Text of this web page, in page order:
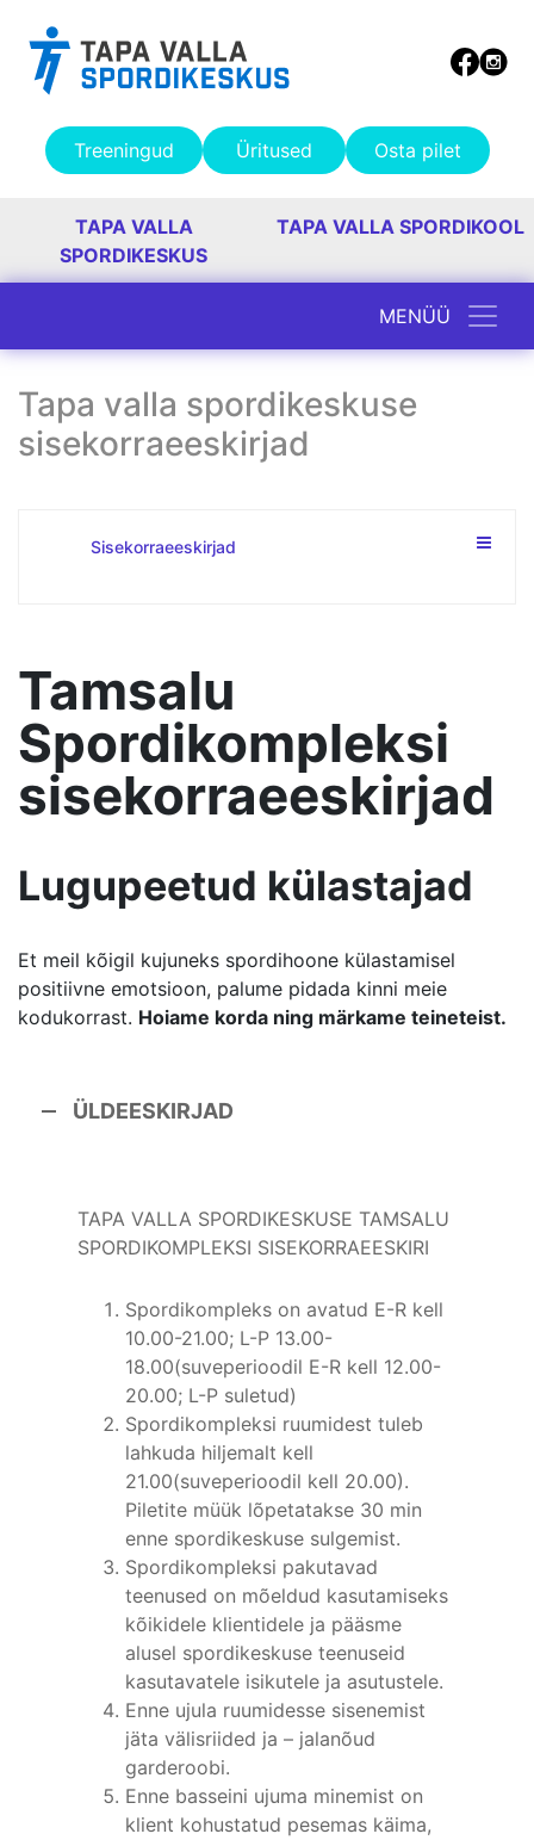
Treeningud Üritused Osta pilet
TAPA VALLA
SPORDIKESKUS
TAPA VALLA SPORDIKOOL
Peamine navigatsioon
MENÜÜ
Tapa valla spordikeskuse
sisekorraeeskirjad
Sisekorraeeskirjad
Sisekorraeeskirjad
Tapa
Spordihoone
Tamsalu
Spordikompleks
Tamsalu
Spordikompleksi
sisekorraeeskirjad
Lugupeetud külastajad
Et meil kõigil kujuneks spordihoone külastamisel
positiivne emotsioon, palume pidada kinni meie
kodukorrast. Hoiame korda ning märkame teineteist.
ÜLDEESKIRJAD
TAPA VALLA SPORDIKESKUSE TAMSALU
SPORDIKOMPLEKSI SISEKORRAEESKIRI
Spordikompleks on avatud E-R kell
10.00-21.00; L-P 13.00-
18.00(suveperioodil E-R kell 12.00-
20.00; L-P suletud)
Spordikompleksi ruumidest tuleb
lahkuda hiljemalt kell
21.00(suveperioodil kell 20.00).
Piletite müük lõpetatakse 30 min
enne spordikeskuse sulgemist.
Spordikompleksi pakutavad
teenused on mõeldud kasutamiseks
kõikidele klientidele ja pääsme
alusel spordikeskuse teenuseid
kasutavatele isikutele ja asutustele.
Enne ujula ruumidesse sisenemist
jäta välisriided ja – jalanõud
garderoobi.
Enne basseini ujuma minemist on
klient kohustatud pesemas käima,